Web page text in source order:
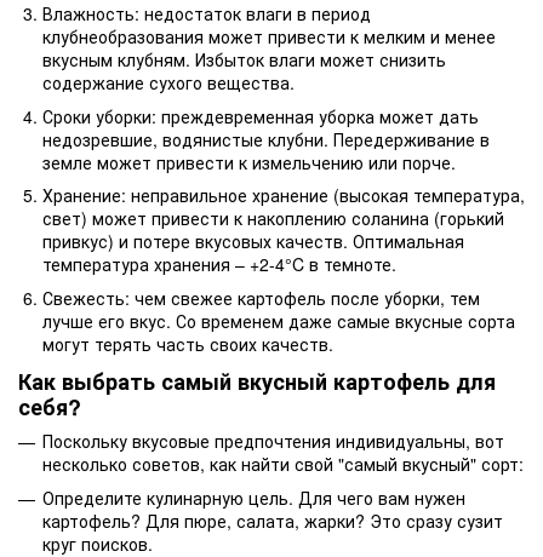
Влажность: недостаток влаги в период
клубнеобразования может привести к мелким и менее
вкусным клубням. Избыток влаги может снизить
содержание сухого вещества.
Сроки уборки: преждевременная уборка может дать
недозревшие, водянистые клубни. Передерживание в
земле может привести к измельчению или порче.
Хранение: неправильное хранение (высокая температура,
свет) может привести к накоплению соланина (горький
привкус) и потере вкусовых качеств. Оптимальная
температура хранения – +2-4°C в темноте.
Свежесть: чем свежее картофель после уборки, тем
лучше его вкус. Со временем даже самые вкусные сорта
могут терять часть своих качеств.
Как выбрать самый вкусный картофель для
себя?
Поскольку вкусовые предпочтения индивидуальны, вот
несколько советов, как найти свой "самый вкусный" сорт:
Определите кулинарную цель. Для чего вам нужен
картофель? Для пюре, салата, жарки? Это сразу сузит
круг поисков.